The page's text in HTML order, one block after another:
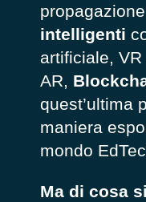
intelligenti
artificiale, VR
AR,
quest’ultima
maniera
mondo
Ma di cosa